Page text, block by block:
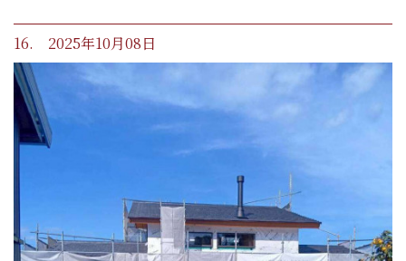
16. 2025年10月08日